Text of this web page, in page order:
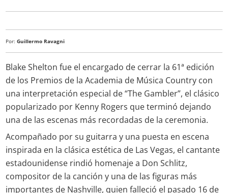
Por: Guillermo Ravagni
Blake Shelton fue el encargado de cerrar la 61ª edición
de los Premios de la Academia de Música Country con
una interpretación especial de “The Gambler”, el clásico
popularizado por Kenny Rogers que terminó dejando
una de las escenas más recordadas de la ceremonia.
Acompañado por su guitarra y una puesta en escena
inspirada en la clásica estética de Las Vegas, el cantante
estadounidense rindió homenaje a Don Schlitz,
compositor de la canción y una de las figuras más
importantes de Nashville, quien falleció el pasado 16 de